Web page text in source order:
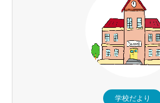
学校だより